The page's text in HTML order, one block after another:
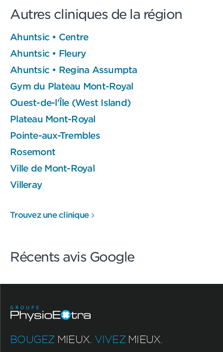
Autres cliniques de la région
Ahuntsic • Centre
Ahuntsic • Fleury
Ahuntsic • Regina Assumpta
Gym du Plateau Mont-Royal
Ouest-de-l'Île (West Island)
Plateau Mont-Royal
Pointe-aux-Trembles
Rosemont
Ville de Mont-Royal
Villeray
Trouvez une clinique
Récents avis Google
BOUGEZ MIEUX. VIVEZ MIEUX.